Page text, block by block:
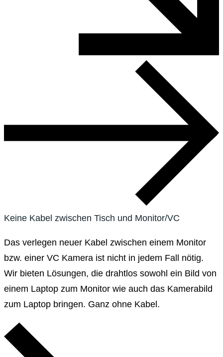
Keine Kabel zwischen Tisch und Monitor/VC
Das verlegen neuer Kabel zwischen einem Monitor
bzw. einer VC Kamera ist nicht in jedem Fall nötig.
Wir bieten Lösungen, die drahtlos sowohl ein Bild von
einem Laptop zum Monitor wie auch das Kamerabild
zum Laptop bringen. Ganz ohne Kabel.